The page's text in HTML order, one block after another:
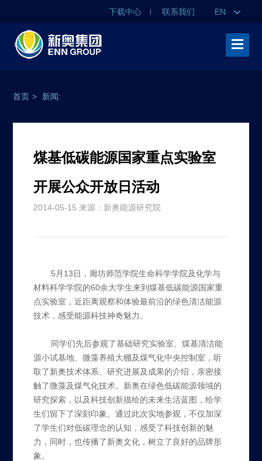
下载中心 联系我们 EN
首页 > 新闻:
煤基低碳能源国家重点实验室
开展公众开放日活动
2014-05-15 来源：新奥能源研究院
5月13日，廊坊师范学院生命科学学院及化学与
材料科学学院的60余大学生来到煤基低碳能源国家重
点实验室，近距离观察和体验最前沿的绿色清洁能源
技术，感受能源科技神奇魅力。
同学们先后参观了基础研究实验室、煤基清洁能
源小试基地、微藻养殖大棚及煤气化中央控制室，听
取了新奥技术体系、研究进展及成果的介绍，亲密接
触了微藻及煤气化技术。新奥在绿色低碳能源领域的
研究探索，以及科技创新描绘的未来生活蓝图，给学
生们留下了深刻印象。通过此次实地参观，不仅加深
了学生们对低碳理念的认知，感受了科技创新的魅
力，同时，也传播了新奥文化，树立了良好的品牌形
象。